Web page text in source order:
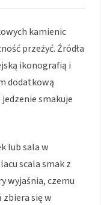
kamienic
przeżyć. Źródła
ikonografią i
dodatkową
smakuje
lub sala w
scala smak z
wyjaśnia, czemu
się w